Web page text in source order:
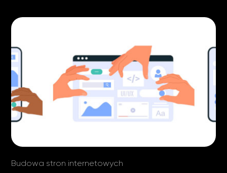
Budowa stron internetowych